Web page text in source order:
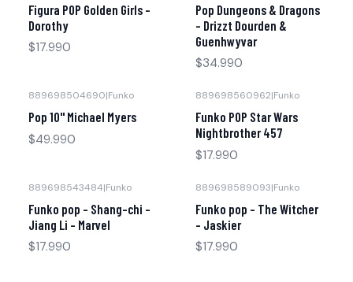
Figura POP Golden Girls -
Dorothy
$17.990
Pop Dungeons & Dragons
– Drizzt Dourden &
Guenhwyvar
$34.990
889698504690|Funko
Pop 10" Michael Myers
$49.990
889698560962|Funko
Funko POP Star Wars
Nightbrother 457
$17.990
889698543484|Funko
Funko pop - Shang-chi -
Jiang Li - Marvel
$17.990
889698589093|Funko
Funko pop - The Witcher
- Jaskier
$17.990